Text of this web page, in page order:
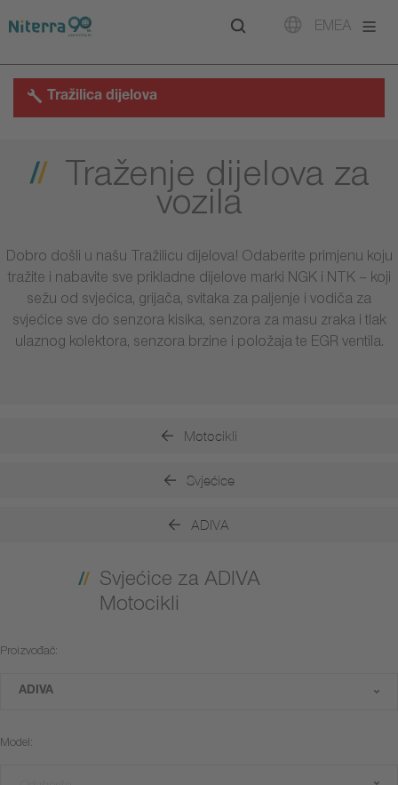
to
to
to
EMEA
Tražilica dijelova
Traženje dijelova za
vozila
Dobro došli u našu Tražilicu dijelova! Odaberite primjenu koju
tražite i nabavite sve prikladne dijelove marki NGK i NTK – koji
sežu od svjećica, grijača, svitaka za paljenje i vodiča za
svjećice sve do senzora kisika, senzora za masu zraka i tlak
ulaznog kolektora, senzora brzine i položaja te EGR ventila.
Motocikli
Svjećice
ADIVA
Svjećice za ADIVA
Motocikli
Proizvođač:
ADIVA
Model: